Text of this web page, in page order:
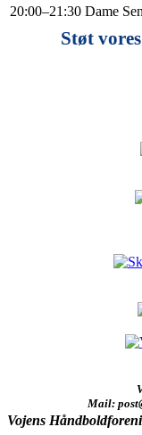
20:00–21:30 Dame
Støt
Mail:
Vojens